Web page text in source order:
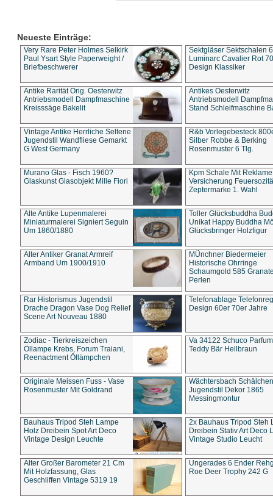
Neueste Einträge:
Very Rare Peter Holmes Selkirk
Paul Ysart Style Paperweight /
Briefbeschwerer
Sektgläser Sektschalen
Luminarc Cavalier Rot
Design Klassiker
Antike Rarität Orig. Oesterwitz
Antriebsmodell Dampfmaschine
Kreisssäge Bakelit
Antikes Oesterwitz
Antriebsmodell
Stand Schleifmaschine
Vintage Antike Herrliche Seltene
Jugendstil Wandfliese Gemarkt
G West Germany
R&b Vorlegebesteck
Silber Robbe & Berking
Rosenmuster 6 Tlg.
Murano Glas - Fisch 1960?
Glaskunst Glasobjekt Mille Fiori
Kpm Schale Mit Reklame
Versicherung
Zeptermarke 1. Wahl
Alte Antike Lupenmalerei
Miniaturmalerei Signiert Seguin
Um 1860/1880
Toller Glücksbuddha
Unikat Happy Buddha
Glücksbringer Holzfigur
Alter Antiker Granat Armreif
Armband Um 1900/1910
MÜnchner Biedermeier
Historische Ohrringe
Schaumgold 585
Perlen
Rar Historismus Jugendstil
Drache Dragon Vase Dog Relief
Scene Art Nouveau 1880
Telefonablage
Design 60er 70er Jahre
Zodiac - Tierkreiszeichen
Öllampe Krebs, Forum Traiani,
Reenactment Öllämpchen
Va 34122 Schuco
Teddy Bär Hellbraun
Originale Meissen Fuss - Vase
Rosenmuster Mit Goldrand
Wächtersbach Schälchen
Jugendstil Dekor 1865
Messingmontur
Bauhaus Tripod Steh Lampe
Holz Dreibein Spot Art Deco
Vintage Design Leuchte
2x Bauhaus Tripod Steh
Dreibein Stativ Art Deco
Vintage Studio Leucht
Alter Großer Barometer 21 Cm
Mit Holzfassung, Glas
Geschliffen Vintage 5319 19
Ungerades 6 Ender
Roe Deer Trophy 242 G